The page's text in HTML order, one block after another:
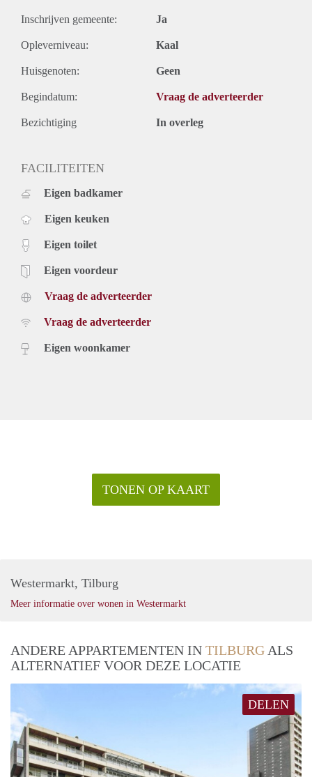
Inschrijven gemeente: Ja
Opleverniveau: Kaal
Huisgenoten: Geen
Begindatum: Vraag de adverteerder
Bezichtiging In overleg
FACILITEITEN
Eigen badkamer
Eigen keuken
Eigen toilet
Eigen voordeur
Vraag de adverteerder
Vraag de adverteerder
Eigen woonkamer
TONEN OP KAART
Westermarkt, Tilburg
Meer informatie over wonen in Westermarkt
ANDERE APPARTEMENTEN IN TILBURG ALS
ALTERNATIEF VOOR DEZE LOCATIE
DELEN